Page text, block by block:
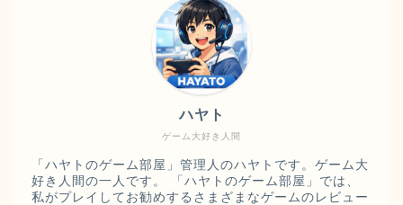
ゲーム大好き人間
ハヤト
「ハヤトのゲーム部屋」管理人のハヤトです。ゲーム大
好き人間の一人です。 「ハヤトのゲーム部屋」では、
私がプレイしてお勧めするさまざまなゲームのレビュー